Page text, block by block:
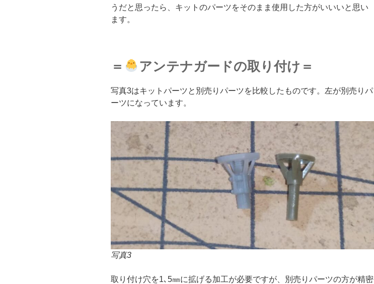
うだと思ったら、キットのパーツをそのまま使用した方がいいいと思い
ます。
＝ アンテナガードの取り付け＝
写真3はキットパーツと別売りパーツを比較したものです。左が別売りパ
ーツになっています。
写真3
取り付け穴を1､5㎜に拡げる加工が必要ですが、別売りパーツの方が精密